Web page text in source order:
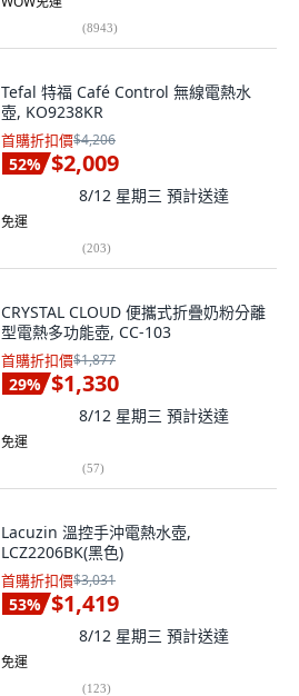
(8943)
Tefal 特福 Café Control 無線電熱水
壺, KO9238KR
首購折扣價$4,206
52% $2,009
8/12 星期三 預計送達
免運
(203)
CRYSTAL CLOUD 便攜式折疊奶粉分離
型電熱多功能壺, CC-103
首購折扣價$1,877
29% $1,330
8/12 星期三 預計送達
免運
(57)
Lacuzin 溫控手沖電熱水壺,
LCZ2206BK(黑色)
首購折扣價$3,031
53% $1,419
8/12 星期三 預計送達
免運
(123)